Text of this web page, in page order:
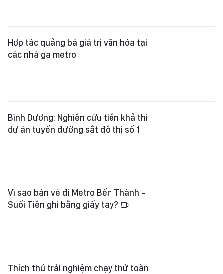
Hợp tác quảng bá giá trị văn hóa tại
các nhà ga metro
Bình Dương: Nghiên cứu tiền khả thi
dự án tuyến đường sắt đô thị số 1
Vì sao bán vé đi Metro Bến Thành -
Suối Tiên ghi bằng giấy tay?
Thích thú trải nghiệm chạy thử toàn